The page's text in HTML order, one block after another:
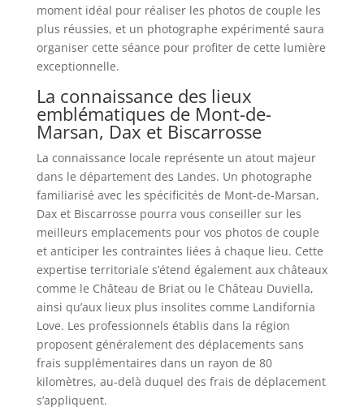
moment idéal pour réaliser les photos de couple les
plus réussies, et un photographe expérimenté saura
organiser cette séance pour profiter de cette lumière
exceptionnelle.
La connaissance des lieux
emblématiques de Mont-de-
Marsan, Dax et Biscarrosse
La connaissance locale représente un atout majeur
dans le département des Landes. Un photographe
familiarisé avec les spécificités de Mont-de-Marsan,
Dax et Biscarrosse pourra vous conseiller sur les
meilleurs emplacements pour vos photos de couple
et anticiper les contraintes liées à chaque lieu. Cette
expertise territoriale s’étend également aux châteaux
comme le Château de Briat ou le Château Duviella,
ainsi qu’aux lieux plus insolites comme Landifornia
Love. Les professionnels établis dans la région
proposent généralement des déplacements sans
frais supplémentaires dans un rayon de 80
kilomètres, au-delà duquel des frais de déplacement
s’appliquent.